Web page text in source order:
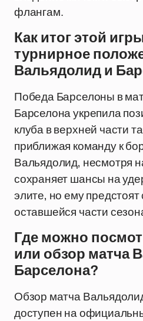
флангам.
Как итог этой
турнирное
Вальядолид и
Победа Барселоны в
Барселона укрепила
клуба в верхней части
приближая команду к
Вальядолид, несмотря
сохраняет шансы на
элите, но ему
оставшейся части
Где можно
или обзор матча
Барселона?
Обзор матча
доступен на